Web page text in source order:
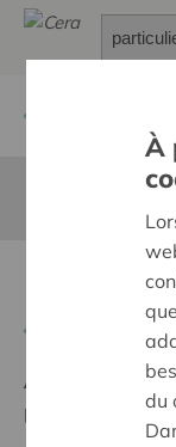
Krikojo
Ambition:
Des
pour tous
À
du